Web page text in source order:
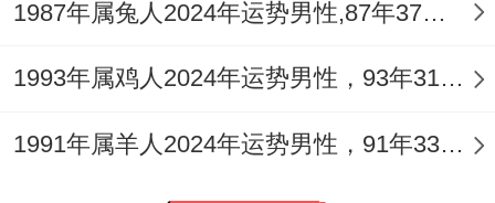
龙命格中得潜在能量,当上决策优势。
在顺应天时方面、2025年东南太岁位宜静不
1987年属兔人2024年运势男性,87年37岁属兔男2024年每月运程怎么样
1993年属鸡人2024年运势男性，93年31岁属鸡男2024年每月运程怎么样
1991年属羊人2024年运势男性，91年33岁属羊男2024年每月运程怎么样